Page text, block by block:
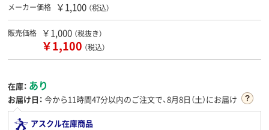
メーカー価格 ￥1,100 （税込）
販売価格 ￥1,000 （税抜き）
￥1,100 （税込）
在庫： あり
お届け日： 今から11時間47分以内のご注文で、8月8日（土）にお届け
アスクル在庫商品